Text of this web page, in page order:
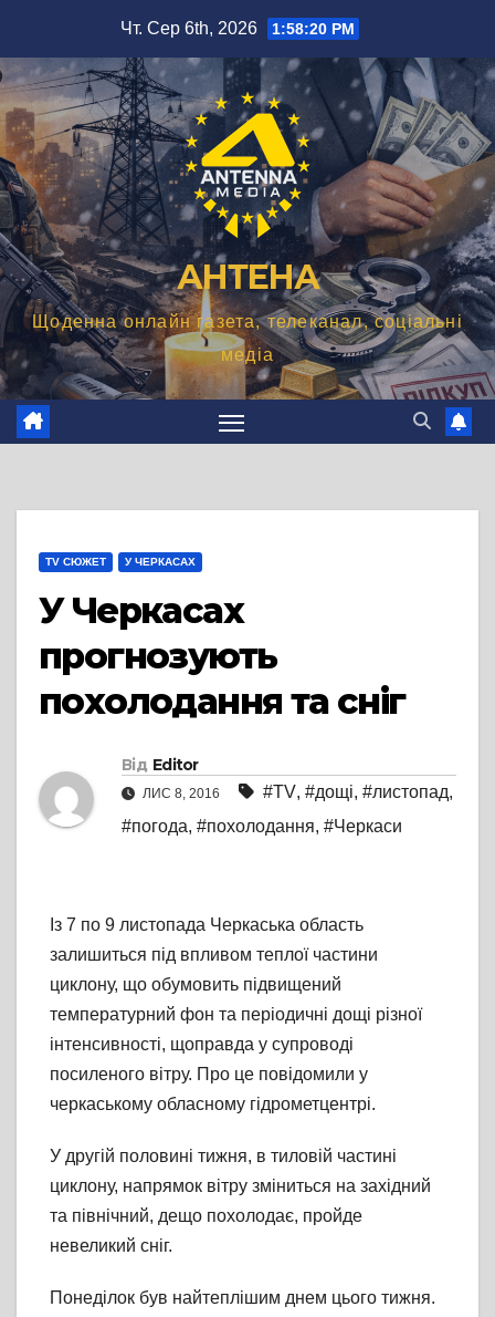
вмісту
Чт. Сер 6th, 2026 1:58:21 PM
АНТЕНА
Щоденна онлайн газета, телеканал, соціальні
медіа
TV СЮЖЕТ У ЧЕРКАСАХ
У Черкасах
прогнозують
похолодання та сніг
Від Editor
ЛИС 8, 2016 #TV, #дощі, #листопад,
#погода, #похолодання, #Черкаси
Із 7 по 9 листопада Черкаська область
залишиться під впливом теплої частини
циклону, що обумовить підвищений
температурний фон та періодичні дощі різної
інтенсивності, щоправда у супроводі
посиленого вітру. Про це повідомили у
черкаському обласному гідрометцентрі.
У другій половині тижня, в тиловій частині
циклону, напрямок вітру зміниться на західний
та північний, дещо похолодає, пройде
невеликий сніг.
Понеділок був найтеплішим днем цього тижня.